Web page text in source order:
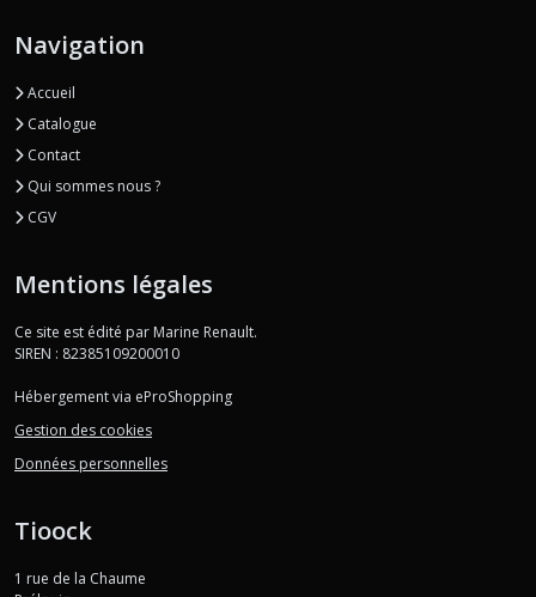
Navigation
Accueil
Catalogue
Contact
Qui sommes nous ?
CGV
Mentions légales
Ce site est édité par Marine Renault.
SIREN : 82385109200010
Hébergement via eProShopping
Gestion des cookies
Données personnelles
Tioock
1 rue de la Chaume